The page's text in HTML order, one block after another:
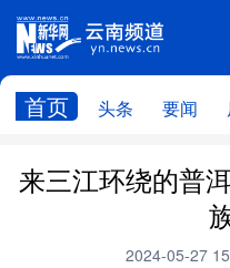
首页 头条 要闻
头条
来三江环绕的普
2024-05-27